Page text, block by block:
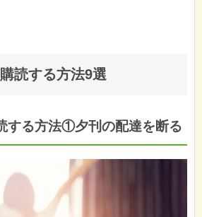
読する方法9選
する方法①夕刊の配達を断る